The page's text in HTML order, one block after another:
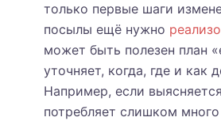
только первые шаги
посылы ещё нужно
может быть полезен план
уточняет, когда, где и как
Например, если
потребляет слишком